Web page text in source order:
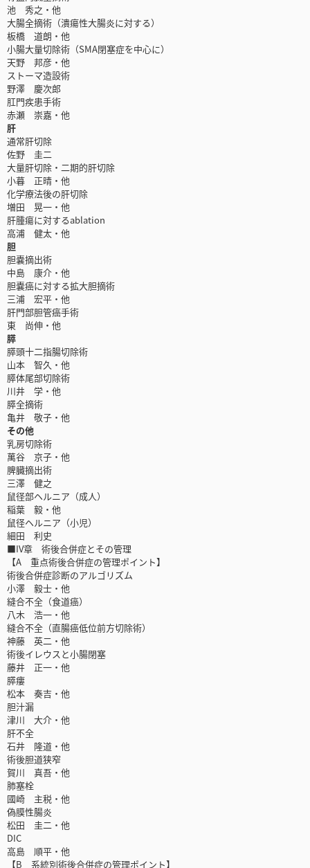
池 秀之・他
大腸全摘術（潰瘍性大腸炎に対する）
板橋 道朗・他
小腸大量切除術（SMA閉塞症を中心に）
天野 邦彦・他
ストーマ造設術
野澤 慶次郎
肛門疾患手術
赤瀬 崇嘉・他
肝
通常肝切除
佐野 圭二
大量肝切除・二期的肝切除
小暮 正晴・他
化学療法後の肝切除
増田 晃一・他
肝腫瘍に対するablation
高浦 健太・他
胆
胆嚢摘出術
中島 康介・他
胆嚢癌に対する拡大胆摘術
三浦 宏平・他
肝門部胆管癌手術
東 尚伸・他
膵
膵頭十二指腸切除術
山本 智久・他
膵体尾部切除術
川井 学・他
膵全摘術
亀井 敬子・他
その他
乳房切除術
萬谷 京子・他
脾臓摘出術
三澤 健之
鼠径部ヘルニア（成人）
稲葉 毅・他
鼠径ヘルニア（小児）
細田 利史
■IV章 術後合併症とその管理
【A 重点術後合併症の管理ポイント】
術後合併症診断のアルゴリズム
小澤 毅士・他
縫合不全（食道癌）
八木 浩一・他
縫合不全（直腸癌低位前方切除術）
神藤 英二・他
術後イレウスと小腸閉塞
藤井 正一・他
膵瘻
松本 奏吉・他
胆汁漏
津川 大介・他
肝不全
石井 隆道・他
術後胆道狭窄
賀川 真吾・他
肺塞栓
國崎 主税・他
偽膜性腸炎
松田 圭二・他
DIC
高島 順平・他
【B 系統別術後合併症の管理ポイント】